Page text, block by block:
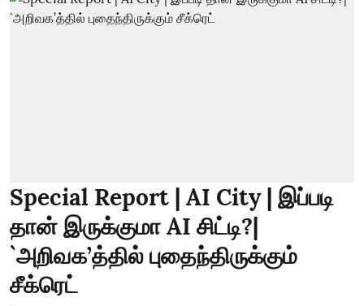
Special Report | AI City | இப்படி
தான் இருக்குமா AI சிட்டி?|
`அறிவக’த்தில் புதைந்திருக்கும்
சீக்ரெட்